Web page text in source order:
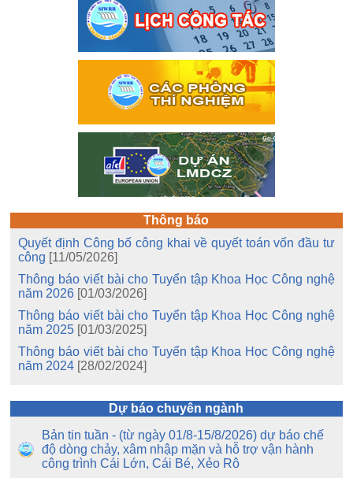
Thông báo
Quyết định Công bố công khai về quyết toán vốn đầu tư
công [11/05/2026]
Thông báo viết bài cho Tuyển tập Khoa Học Công nghệ
năm 2026 [01/03/2026]
Thông báo viết bài cho Tuyển tập Khoa Học Công nghệ
năm 2025 [01/03/2025]
Thông báo viết bài cho Tuyển tập Khoa Học Công nghệ
năm 2024 [28/02/2024]
Dự báo chuyên ngành
Bản tin tuần - (từ ngày 01/8-15/8/2026) dự báo chế
độ dòng chảy, xâm nhập mặn và hỗ trợ vận hành
công trình Cái Lớn, Cái Bé, Xẻo Rô